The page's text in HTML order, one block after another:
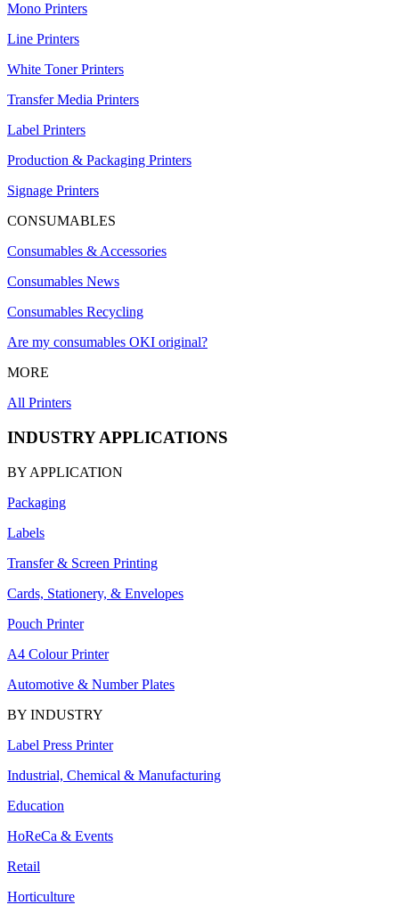
Mono Printers
Line Printers
White Toner Printers
Transfer Media Printers
Label Printers
Production & Packaging Printers
Signage Printers
CONSUMABLES
Consumables & Accessories
Consumables News
Consumables Recycling
Are my consumables OKI original?
MORE
All Printers
INDUSTRY APPLICATIONS
BY APPLICATION
Packaging
Labels
Transfer & Screen Printing
Cards, Stationery, & Envelopes
Pouch Printer
A4 Colour Printer
Automotive & Number Plates
BY INDUSTRY
Label Press Printer
Industrial, Chemical & Manufacturing
Education
HoReCa & Events
Retail
Horticulture